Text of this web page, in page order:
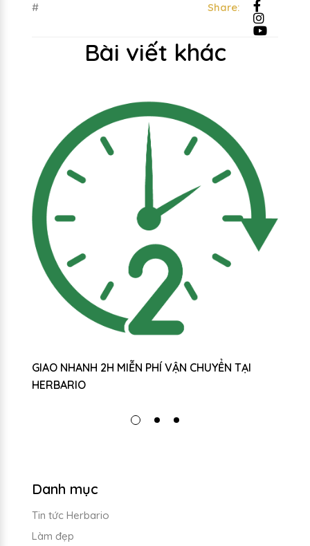
# Share:
Bài viết khác
GIAO NHANH 2H MIỄN PHÍ VẬN CHUYỂN TẠI
HERBARIO
Danh mục
Tin tức Herbario
Làm đẹp